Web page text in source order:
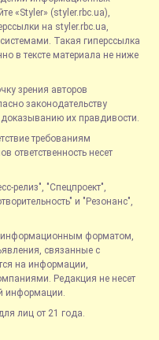
«Styler» (styler.rbc.ua),
на styler.rbc.ua,
Такая гиперссылка
в тексте материала не ниже
зрения авторов
законодательству
их правдивости.
требованиям
ответственность несет
релиз", "Спецпроект",
и "Резонанс",
информационным форматом,
связанные с
на информации,
Редакция не несет
информации.
лиц от 21 года.